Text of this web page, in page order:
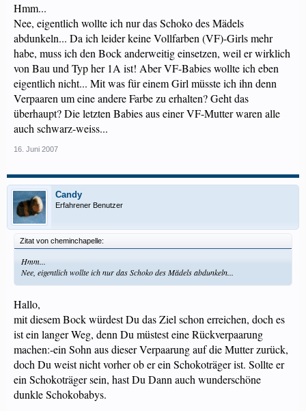
Hmm...
Nee, eigentlich wollte ich nur das Schoko des Mädels
abdunkeln... Da ich leider keine Vollfarben (VF)-Girls mehr
habe, muss ich den Bock anderweitig einsetzen, weil er wirklich
von Bau und Typ her 1A ist! Aber VF-Babies wollte ich eben
eigentlich nicht... Mit was für einem Girl müsste ich ihn denn
Verpaaren um eine andere Farbe zu erhalten? Geht das
überhaupt? Die letzten Babies aus einer VF-Mutter waren alle
auch schwarz-weiss...
16. Juni 2007
Candy
Erfahrener Benutzer
Zitat von cheminchapelle:
Hmm...
Nee, eigentlich wollte ich nur das Schoko des Mädels abdunkeln...
Hallo,
mit diesem Bock würdest Du das Ziel schon erreichen, doch es
ist ein langer Weg, denn Du müstest eine Rückverpaarung
machen:-ein Sohn aus dieser Verpaarung auf die Mutter zurück,
doch Du weist nicht vorher ob er ein Schokoträger ist. Sollte er
ein Schokoträger sein, hast Du Dann auch wunderschöne
dunkle Schokobabys.